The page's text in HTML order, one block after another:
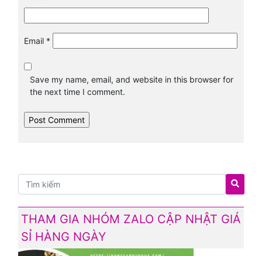
Email *
Save my name, email, and website in this browser for
the next time I comment.
THAM GIA NHÓM ZALO CẬP NHẬT GIÁ
SỈ HÀNG NGÀY